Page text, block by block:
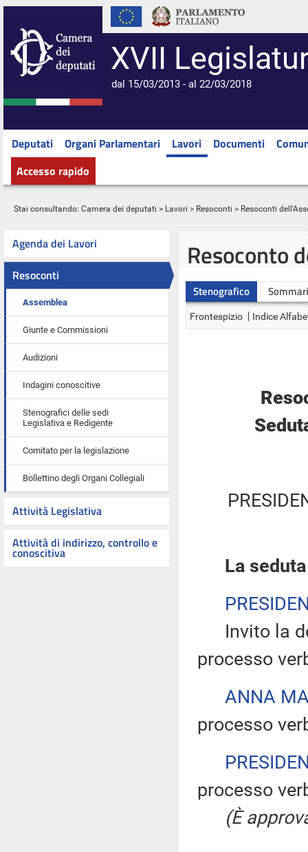
XVII
dal 15/03/2013 - al 22/03/2018
Deputati Organi Parlamentari Lavori Documenti
Accesso rapido
Stai consultando: Camera dei deputati > Lavori > Resoconti > Resoconti
Agenda dei Lavori
Resoconti
Assemblea
Giunte e Commissioni
Audizioni
Indagini conoscitive
Stenografici delle sedi
Legislativa e Redigente
Comitato per la legislazione
Bollettino degli Organi Collegiali
Attività Legislativa
Attività di indirizzo, controllo e
conoscitiva
Resoconto
Stenografico
Frontespizio Indice
La
Invito la
processo
ANNA
processo
processo
(È